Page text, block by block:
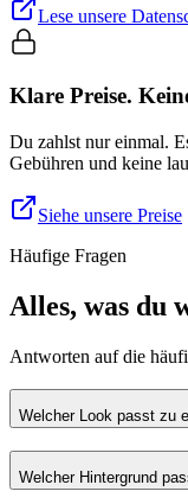
Lese unsere
Klare Preise.
Du zahlst nur einmal.
Gebühren und keine
Siehe unsere Preise
Häufige Fragen
Alles, was du
Antworten auf die
Welcher Look passt zu
Welcher Hintergrund